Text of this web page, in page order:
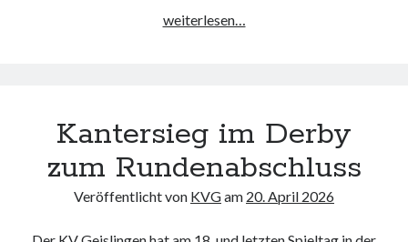
weiterlesen…
Geislingen
erneut
auf
Ebene
Kantersieg im Derby
zum Rundenabschluss
Veröffentlicht von KVGam 20. April 2026